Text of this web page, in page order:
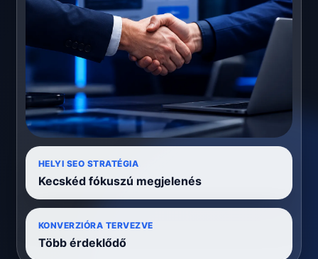
HELYI SEO STRATÉGIA
Kecskéd fókuszú megjelenés
KONVERZIÓRA TERVEZVE
Több érdeklődő